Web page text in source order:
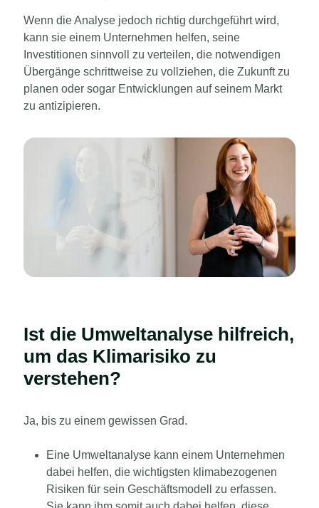
Wenn die Analyse jedoch richtig durchgeführt wird,
kann sie einem Unternehmen helfen, seine
Investitionen sinnvoll zu verteilen, die notwendigen
Übergänge schrittweise zu vollziehen, die Zukunft zu
planen oder sogar Entwicklungen auf seinem Markt
zu antizipieren.
Ist die Umweltanalyse hilfreich,
um das Klimarisiko zu
verstehen?
Ja, bis zu einem gewissen Grad.
Eine Umweltanalyse kann einem Unternehmen
dabei helfen, die wichtigsten klimabezogenen
Risiken für sein Geschäftsmodell zu erfassen.